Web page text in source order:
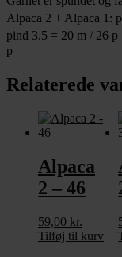
Alpaca 2 + Alpaca 1:
pind 3,5 = 20 m / 26
p
Relaterede
Alpaca
2 – 46
59,00 kr.
Tilføj til kurv